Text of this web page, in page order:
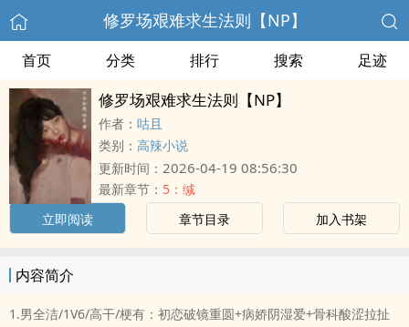
修罗场艰难求生法则【NP】
首页 分类 排行 搜索 足迹
修罗场艰难求生法则【NP】
作者： 咕且
类别： 高辣小说
更新时间： 2026-04-19 08:56:30
最新章节： 5：缄
立即阅读
章节目录 加入书架
内容简介
1.男全洁/1V6/高干/梗有：初恋破镜重圆+病娇阴湿爱+骨科酸涩拉扯